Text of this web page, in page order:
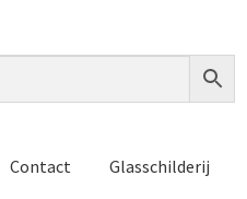
Contact Glasschilderij